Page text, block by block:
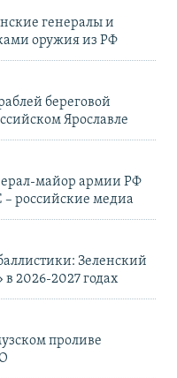
генералы и
оружия из РФ
береговой
Ярославле
майор армии РФ
– российские медиа
Зеленский
2026-2027 годах
проливе